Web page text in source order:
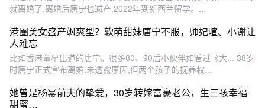
就离婚了,离婚后唐宁也减产,2022年到新西兰留学。...
港圈美女盛产飒爽型？软萌甜妹唐宁不服，师妃暄、小谢让
人难忘
比如香港童星出道的唐宁。很多80、90后小伙伴如看过《大... 38岁
时唐宁正式宣布离婚,未透露原因,但两个孩子的抚养权...
她曾是杨幂前夫的挚爱，30岁转嫁富豪老公，生三孩幸福
甜蜜…